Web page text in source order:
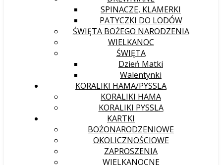
SPINACZE, KLAMERKI
PATYCZKI DO LODÓW
ŚWIĘTA BOŻEGO NARODZENIA
WIELKANOC
ŚWIĘTA
Dzień Matki
Walentynki
KORALIKI HAMA/PYSSLA
KORALIKI HAMA
KORALIKI PYSSLA
KARTKI
BOŻONARODZENIOWE
OKOLICZNOŚCIOWE
ZAPROSZENIA
WIELKANOCNE